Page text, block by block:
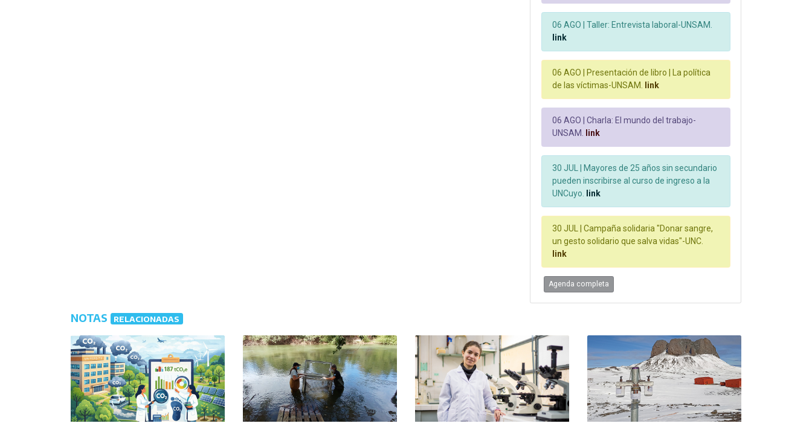
06 AGO |
Taller: Entrevista laboral-UNSAM.
link
06 AGO |
Presentación de libro | La política
de las víctimas-UNSAM.
link
06 AGO |
Charla: El mundo del trabajo-
UNSAM.
link
30 JUL |
Mayores de 25 años sin secundario
pueden inscribirse al curso de ingreso a la
UNCuyo.
link
30 JUL |
Campaña solidaria "Donar sangre,
un gesto solidario que salva vidas"-UNC.
link
Agenda completa
NOTAS RELACIONADAS